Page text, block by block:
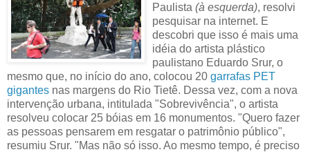
Paulista (à esquerda), resolvi
pesquisar na internet. E
descobri que isso é mais uma
idéia do artista plástico
paulistano Eduardo Srur, o
mesmo que, no início do ano, colocou 20 garrafas PET
gigantes nas margens do Rio Tietê. Dessa vez, com a nova
intervenção urbana, intitulada "Sobrevivência", o artista
resolveu colocar 25 bóias em 16 monumentos. "Quero fazer
as pessoas pensarem em resgatar o patrimônio público",
resumiu Srur. "Mas não só isso. Ao mesmo tempo, é preciso